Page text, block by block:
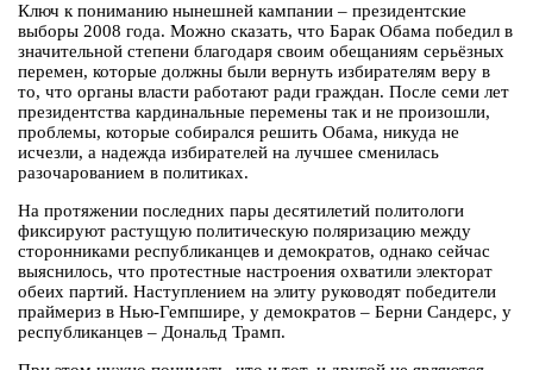
Ключ к пониманию нынешней кампании – президентские
выборы 2008 года. Можно сказать, что Барак Обама победил в
значительной степени благодаря своим обещаниям серьёзных
перемен, которые должны были вернуть избирателям веру в
то, что органы власти работают ради граждан. После семи лет
президентства кардинальные перемены так и не произошли,
проблемы, которые собирался решить Обама, никуда не
исчезли, а надежда избирателей на лучшее сменилась
разочарованием в политиках.
На протяжении последних пары десятилетий политологи
фиксируют растущую политическую поляризацию между
сторонниками республиканцев и демократов, однако сейчас
выяснилось, что протестные настроения охватили электорат
обеих партий. Наступлением на элиту руководят победители
праймериз в Нью-Гемпшире, у демократов – Берни Сандерс, у
республиканцев – Дональд Трамп.